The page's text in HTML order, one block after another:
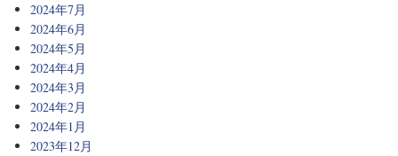
2024年7月
2024年6月
2024年5月
2024年4月
2024年3月
2024年2月
2024年1月
2023年12月